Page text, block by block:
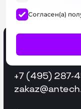
Согласен(а)
+7 (495) 287-
zakaz